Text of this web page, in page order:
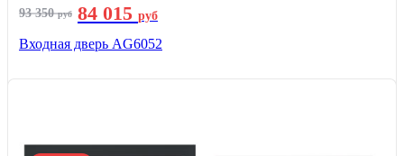
93 350руб 84 015 руб
Входная дверь AG6052